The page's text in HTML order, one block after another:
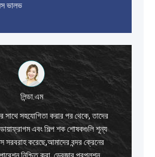
ভালভ
লিন্ডা.এম
সাথে সহযোগিতা করার পর থেকে, তাদের
এবং শিল্প শক শোষকগুলি শূন্য
সরবরাহ করেছে,আমাদের বন্দর ক্রেনের
নিশ্চিত করা, ড্রেজার প্রপুলশন